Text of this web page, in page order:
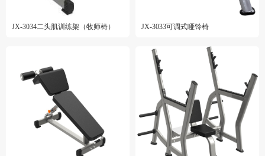
JX-3034二头肌训练架（牧师椅） JX-3033可调式哑铃椅